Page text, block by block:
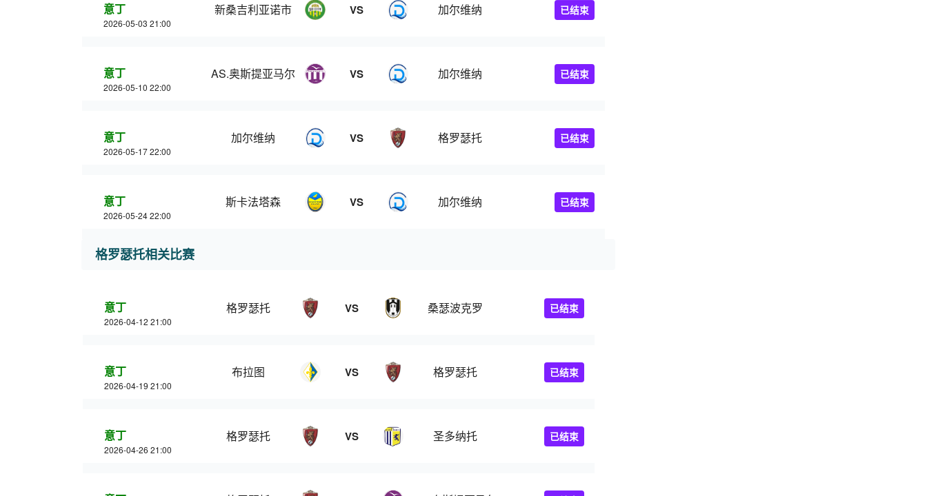
意丁
2026-05-03 21:00
新桑吉利亚诺市 VS 加尔维纳 已结束
意丁
2026-05-10 22:00
AS.奥斯提亚马尔 VS 加尔维纳 已结束
意丁
2026-05-17 22:00
加尔维纳 VS 格罗瑟托 已结束
意丁
2026-05-24 22:00
斯卡法塔森 VS 加尔维纳 已结束
格罗瑟托相关比赛
意丁
2026-04-12 21:00
格罗瑟托 VS 桑瑟波克罗 已结束
意丁
2026-04-19 21:00
布拉图 VS 格罗瑟托 已结束
意丁
2026-04-26 21:00
格罗瑟托 VS 圣多纳托 已结束